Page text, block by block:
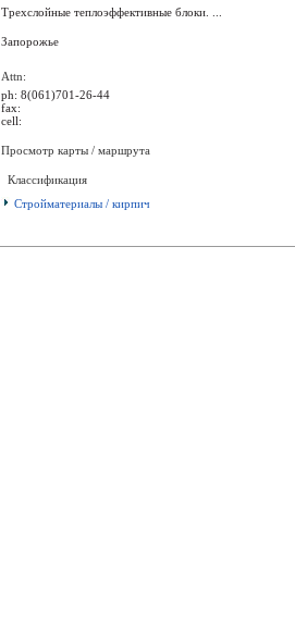
Трехслойные теплоэффективные блоки. ...
Запорожье
Attn:
ph: 8(061)701-26-44
fax:
cell:
Просмотр карты / маршрута
Классификация
Стройматериалы / кирпич